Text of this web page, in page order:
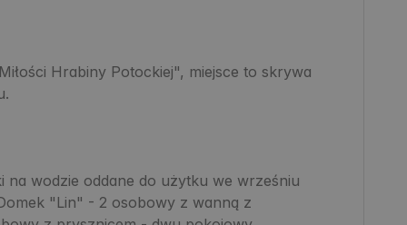
Hrabiny Potockiej", miejsce to skrywa
na wodzie oddane do użytku we wrześniu
"Lin" - 2 osobowy z wanną z